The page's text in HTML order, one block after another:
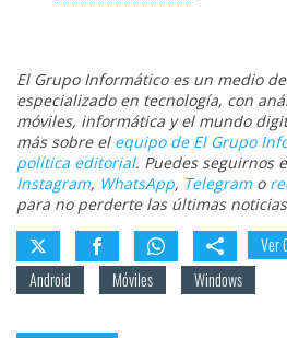
El Grupo Informático es un medio
especializado en tecnología, con
móviles, informática y el mundo
más sobre el equipo de El Grupo
política editorial. Puedes seguirnos
Instagram, WhatsApp, Telegramo
para no perderte las últimas
Ver
Android
Móviles Windows